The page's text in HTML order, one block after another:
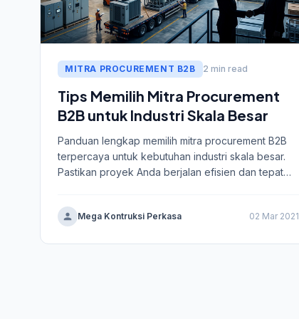
MITRA PROCUREMENT B2B 2 min read
Tips Memilih Mitra Procurement
B2B untuk Industri Skala Besar
Panduan lengkap memilih mitra procurement B2B
terpercaya untuk kebutuhan industri skala besar.
Pastikan proyek Anda berjalan efisien dan tepat
Mega Kontruksi Perkasa 02 Mar 2021